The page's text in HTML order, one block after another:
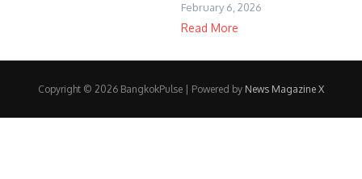
February 6, 2026
Read More
Copyright © 2026 BangkokPulse | Powered by News Magazine X